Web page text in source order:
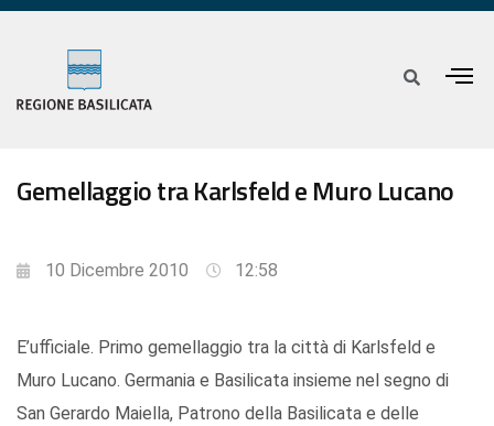
Gemellaggio tra Karlsfeld e Muro Lucano
10 Dicembre 2010 12:58
E’ufficiale. Primo gemellaggio tra la città di Karlsfeld e
Muro Lucano. Germania e Basilicata insieme nel segno di
San Gerardo Maiella, Patrono della Basilicata e delle